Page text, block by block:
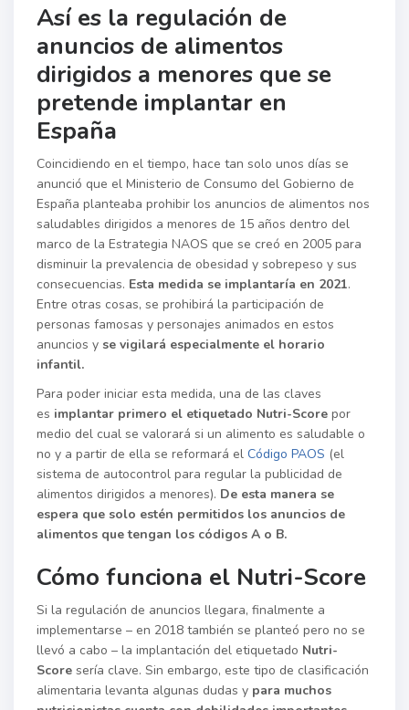
Así es la regulación de
anuncios de alimentos
dirigidos a menores que se
pretende implantar en
España
Coincidiendo en el tiempo, hace tan solo unos días se
anunció que el Ministerio de Consumo del Gobierno de
España planteaba prohibir los anuncios de alimentos nos
saludables dirigidos a menores de 15 años dentro del
marco de la Estrategia NAOS que se creó en 2005 para
disminuir la prevalencia de obesidad y sobrepeso y sus
consecuencias. Esta medida se implantaría en 2021.
Entre otras cosas, se prohibirá la participación de
personas famosas y personajes animados en estos
anuncios y se vigilará especialmente el horario
infantil.
Para poder iniciar esta medida, una de las claves
es implantar primero el etiquetado Nutri-Score por
medio del cual se valorará si un alimento es saludable o
no y a partir de ella se reformará el Código PAOS (el
sistema de autocontrol para regular la publicidad de
alimentos dirigidos a menores). De esta manera se
espera que solo estén permitidos los anuncios de
alimentos que tengan los códigos A o B.
Cómo funciona el Nutri-Score
Si la regulación de anuncios llegara, finalmente a
implementarse – en 2018 también se planteó pero no se
llevó a cabo – la implantación del etiquetado Nutri-
Score sería clave. Sin embargo, este tipo de clasificación
alimentaria levanta algunas dudas y para muchos